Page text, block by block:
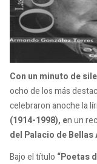
Con un minuto de
ocho de los más
celebraron anoche la
(1914-1998), en un
del Palacio de
Bajo el título “Poetas